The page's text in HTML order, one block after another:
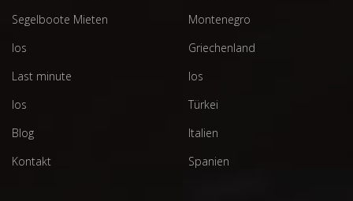
Segelboote Mieten
Ios
Last minute
Ios
Blog
Kontakt
Montenegro
Griechenland
Ios
Türkei
Italien
Spanien